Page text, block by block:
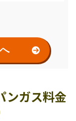
ンガス料金